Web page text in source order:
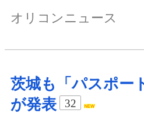
オリコンニュース
茨城も「パスポー
が発表
32